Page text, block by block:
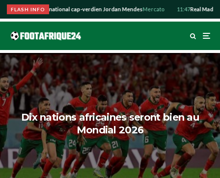
FLASH INFO
pour l’international cap-verdien Jordan MendesMercato 11:47Real Madrid :
Dix nations africaines seront bien au
Mondial 2026